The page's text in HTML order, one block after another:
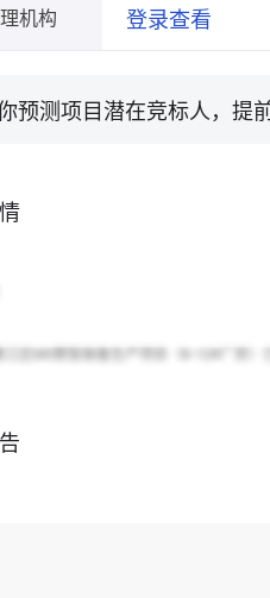
机构 登录查看
预测项目潜在竞标人，提
江区M0数智装备生产项目（8-12#厂房